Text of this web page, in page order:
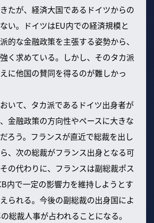
たが、経済大国であるドイツからの
い。ドイツはEU内での経済規模と
的な金融政策を主張する姿勢から、
く求めている。しかし、そのタカ派
に他国の賛同を得るのが難しかっ
いて、タカ派であるドイツ出身者が
金融政策の方向性やペースに大きな
ろう。フランスが直近で総裁を出し
、次の総裁がフランス出身となる可
の代わりに、フランスは副総裁ポス
内で一定の影響力を維持しようとす
られる。今後の副総裁の出身国によ
総裁人事が占われることになる。